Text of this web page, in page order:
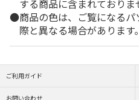
する商品に含まれておりま
商品の色は、ご覧になる
際と異なる場合があります。
ご利用ガイド
お問い合わせ